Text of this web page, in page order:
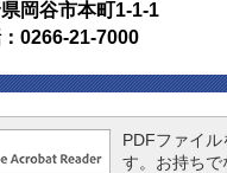
岡谷市本町1-1-1
0266-21-7000
PDFファイ
す。お持ち